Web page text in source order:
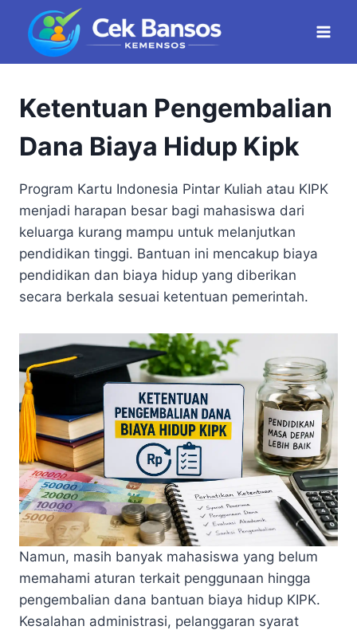
content
Ketentuan Pengembalian
Dana Biaya Hidup Kipk
Program Kartu Indonesia Pintar Kuliah atau KIPK
menjadi harapan besar bagi mahasiswa dari
keluarga kurang mampu untuk melanjutkan
pendidikan tinggi. Bantuan ini mencakup biaya
pendidikan dan biaya hidup yang diberikan
secara berkala sesuai ketentuan pemerintah.
Namun, masih banyak mahasiswa yang belum
memahami aturan terkait penggunaan hingga
pengembalian dana bantuan biaya hidup KIPK.
Kesalahan administrasi, pelanggaran syarat